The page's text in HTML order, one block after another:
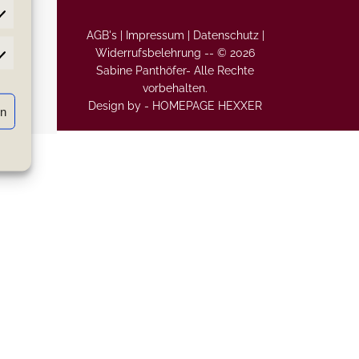
AGB's | Impressum |
Datenschutz |
Widerrufsbelehrung -- © 2026
Sabine Panthöfer- Alle Rechte
vorbehalten.
Design by - HOMEPAGE HEXXER